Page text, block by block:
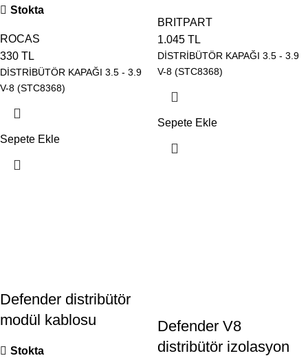
Stokta
ROCAS
330 TL
DİSTRİBÜTÖR KAPAĞI 3.5 - 3.9
V-8 (STC8368)
Sepete Ekle
BRITPART
1.045 TL
DİSTRİBÜTÖR KAPAĞI 3.5 - 3.9
V-8 (STC8368)
Sepete Ekle
Defender distribütör
modül kablosu
Stokta
Defender V8
distribütör izolasyon